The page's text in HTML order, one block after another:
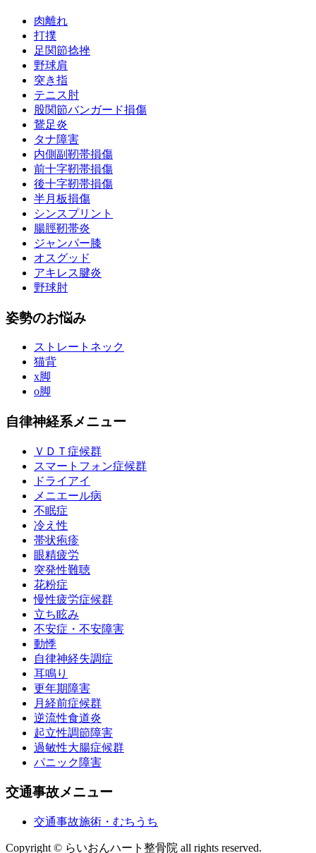
肉離れ
打撲
足関節捻挫
野球肩
突き指
テニス肘
股関節バンガード損傷
鵞足炎
タナ障害
内側副靭帯損傷
前十字靭帯損傷
後十字靭帯損傷
半月板損傷
シンスプリント
腸脛靭帯炎
ジャンパー膝
オスグッド
アキレス腱炎
野球肘
姿勢のお悩み
ストレートネック
猫背
x脚
o脚
自律神経系メニュー
ＶＤＴ症候群
スマートフォン症候群
ドライアイ
メニエール病
不眠症
冷え性
帯状疱疹
眼精疲労
突発性難聴
花粉症
慢性疲労症候群
立ち眩み
不安症・不安障害
動悸
自律神経失調症
耳鳴り
更年期障害
月経前症候群
逆流性食道炎
起立性調節障害
過敏性大腸症候群
パニック障害
交通事故メニュー
交通事故施術・むちうち
Copyright © らいおんハート整骨院 all rights reserved.